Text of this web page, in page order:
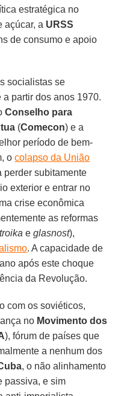
estratégica no
açúcar, a URSS
de consumo e apoio
socialistas se
partir dos anos 1970.
Conselho para
(Comecon) e a
período de bem-
ocolapso da União
perder subitamente
exterior e entrar no
crise econômica
as reformas
eglasnost),
. A capacidade de
após este choque
da Revolução.
com os soviéticos,
no Movimento dos
), fórum de países que
a nenhum dos
, o não alinhamento
passiva, e sim